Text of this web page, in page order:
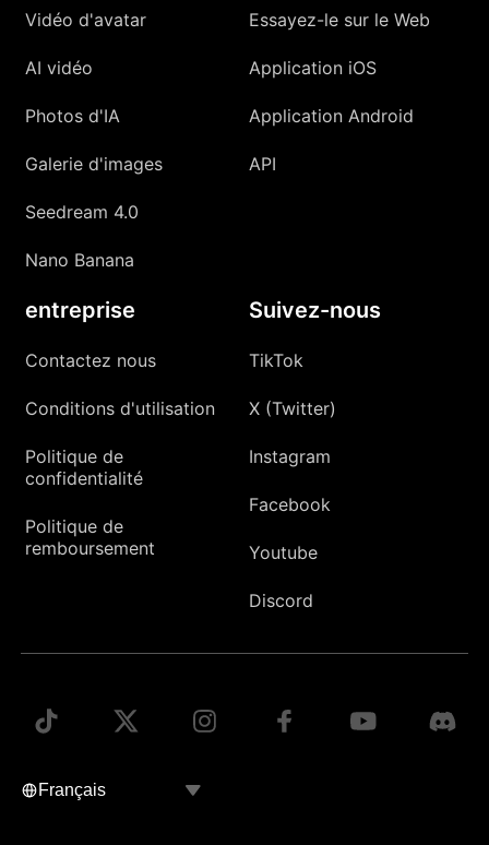
Vidéo d'avatar
AI vidéo
Photos d'IA
Galerie d'images
Seedream 4.0
Nano Banana
Essayez-le sur le Web
Application iOS
Application Android
API
entreprise
Contactez nous
Conditions d'utilisation
Politique de
confidentialité
Politique de
remboursement
Suivez-nous
TikTok
X (Twitter)
Instagram
Facebook
Youtube
Discord